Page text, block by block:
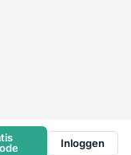
Inloggen